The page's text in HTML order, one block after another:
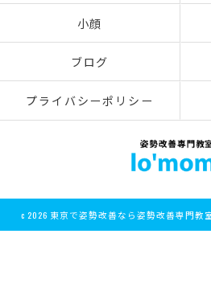
小顔
ブログ
プライバシーポリシー
c 2026 東京で姿勢改善なら姿勢改善専門教室